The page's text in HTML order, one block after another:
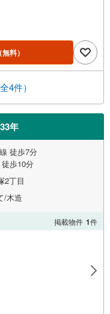
（無料）
4件）
年
徒歩7分
歩10分
2丁目
/木造
掲載物件 1件